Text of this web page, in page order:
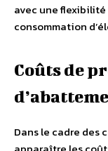
avec une
consommation
Coûts de
Dans le cadre des